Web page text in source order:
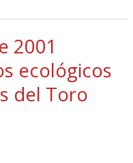
2001
ecológicos
del Toro